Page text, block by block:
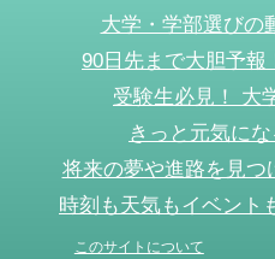
大学・学部選びの
90日先まで大胆予報
受験生必見！ 大
きっと元気に
将来の夢や進路を見つ
時刻も天気もイベント
このサイトについて